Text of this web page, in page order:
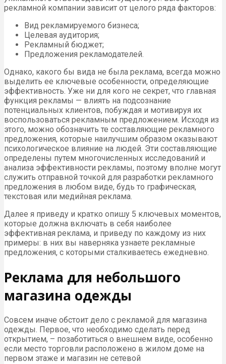
рекламной компании зависит от целого ряда факторов:
Вид рекламируемого бизнеса;
Целевая аудитория;
Рекламный бюджет;
Предложения рекламодателей.
Однако, какого бы вида не была реклама, всегда можно
выделить ее ключевые особенности, определяющие
эффективность. Уже ни для кого не секрет, что главная
функция рекламы — влиять на подсознание
потенциальных клиентов, побуждая и мотивируя их
воспользоваться рекламным предложением. Исходя из
этого, можно обозначить те составляющие рекламного
предложения, которые наилучшим образом оказывают
психологическое влияние на людей. Эти составляющие
определены путем многочисленных исследований и
анализа эффективности рекламы, поэтому вполне могут
служить отправной точкой для разработки рекламного
предложения в любом виде, будь то графическая,
текстовая или медийная реклама.
Далее я приведу и кратко опишу 5 ключевых моментов,
которые должна включать в себя наиболее
эффективная реклама, и приведу по каждому из них
примеры: в них вы наверняка узнаете рекламные
предложения, с которыми сталкиваетесь ежедневно.
Реклама для небольшого
магазина одежды
Совсем иначе обстоит дело с рекламой для магазина
одежды. Первое, что необходимо сделать перед
открытием, – позаботиться о внешнем виде, особенно
если место торговли расположено в жилом доме на
первом этаже и магазин не сетевой